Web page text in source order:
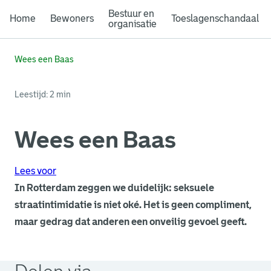
Home Bewoners
Bestuur en
organisatie
Toeslagenschandaal
Wees een Baas
Leestijd: 2 min
Wees een Baas
Lees voor
In Rotterdam zeggen we duidelijk: seksuele
straatintimidatie is niet oké. Het is geen compliment,
maar gedrag dat anderen een onveilig gevoel geeft.